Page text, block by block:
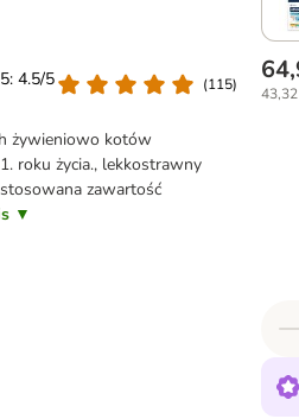
4.5/5
(115)
żywieniowo kotów
roku życia., lekkostrawny
zawartość
▼
43,32